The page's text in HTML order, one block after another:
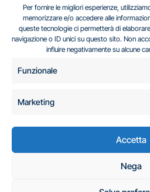
Per fornire le migliori esperienze,
memorizzare e/o accedere alle
queste tecnologie ci permetterà di
navigazione o ID unici su questo sito. Non
influire negativamente su alcune
Funzionale
Marketing
Accetta
Nega
Centro Analisi e Studi Italus
C.A.S.I.
Analisi e